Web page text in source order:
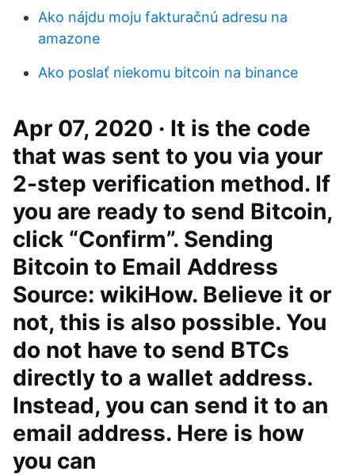
Ako nájdu moju fakturačnú adresu na
amazone
Ako poslať niekomu bitcoin na binance
Apr 07, 2020 · It is the code
that was sent to you via your
2-step verification method. If
you are ready to send Bitcoin,
click “Confirm”. Sending
Bitcoin to Email Address
Source: wikiHow. Believe it or
not, this is also possible. You
do not have to send BTCs
directly to a wallet address.
Instead, you can send it to an
email address. Here is how
you can